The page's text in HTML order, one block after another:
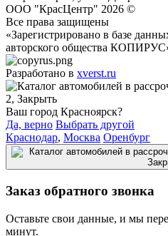
ООО "КрасЦентр" 2026 ©
Все права защищены
«Зарегистрировано в базе
авторского общества
Разработано в xverst.ru
Ваш город Красноярск?
Да, верно Выбрать другой
Краснодар, Москва Оренбург
Заказ обратного звонка
Оставьте свои данные, и мы
минут.